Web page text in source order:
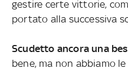
gestire certe vittorie,
portato alla successiva
Scudetto ancora una
bene, ma non abbiamo